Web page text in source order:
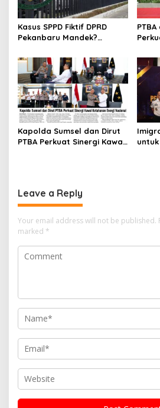
Kasus SPPD Fiktif DPRD
Pekanbaru Mandek?
Ada, Perkara Perintangan
Justru Disidangkan
Kapolda Sumsel dan Dirut
PTBA Perkuat Sinergi Kawal
Leave a Reply
Your email address will not be published.
marked *